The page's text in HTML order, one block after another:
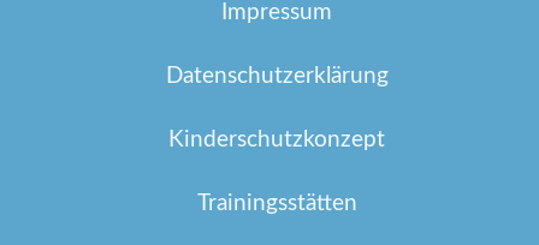
Impressum
Datenschutzerklärung
Kinderschutzkonzept
Trainingsstätten